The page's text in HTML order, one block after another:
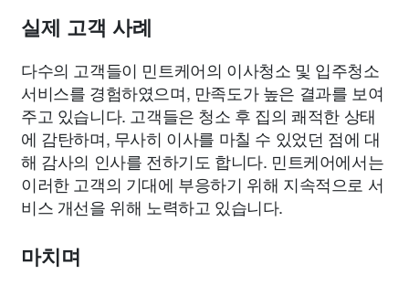
실제 고객 사례
다수의 고객들이 민트케어의 이사청소 및 입주청소
서비스를 경험하였으며, 만족도가 높은 결과를 보여
주고 있습니다. 고객들은 청소 후 집의 쾌적한 상태
에 감탄하며, 무사히 이사를 마칠 수 있었던 점에 대
해 감사의 인사를 전하기도 합니다. 민트케어에서는
이러한 고객의 기대에 부응하기 위해 지속적으로 서
비스 개선을 위해 노력하고 있습니다.
마치며